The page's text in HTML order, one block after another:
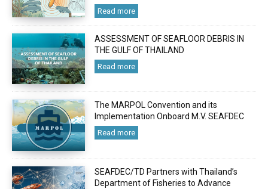
Read more
ASSESSMENT OF SEAFLOOR DEBRIS IN
THE GULF OF THAILAND
Read more
The MARPOL Convention and its
Implementation Onboard M.V. SEAFDEC
Read more
SEAFDEC/TD Partners with Thailand’s
Department of Fisheries to Advance